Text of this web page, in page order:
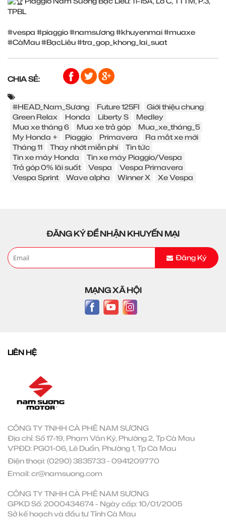
TPBL
#vespa #piaggio#namsương#khuyenmai#muaxe
#CàMau#BạcLiêu#tra_gop_khong_lai_suat
CHIA SẺ:
#HEAD_Nam_Sương Future 125FI
Giới thiệu chung
Green Relax
Honda Liberty S
Medley
Mua xe tháng 6
Mua xe trả góp
Mua_xe_tháng_5
My Honda +
Piaggio Primavera
Ra mắt xe mới
Tháng 11
Thay nhớt miễn phí
Tin tức
Tin xe máy Honda
Tin xe máy Piaggio/Vespa
Trả góp 0% lãi suất
Vespa
Vespa Primavera
Vespa Sprint
Wave alpha Winner X Xe Vespa
ĐĂNG KÝ ĐỂ NHẬN KHUYẾN MẠI
Đăng Ký
MẠNG XÃ HỘI
LIÊN HỆ
CÔNG TY TNHH CÀ PHÊ NAM SƯƠNG
Địa chỉ: Số 17-19, Phạm Văn Ký, Phường 2, Tp Cà Mau
VPĐD: PG01-06, Lê Duẩn, Phường 1, Tp Cà Mau
Điện thoại: (0290) 3835733- 0941209770
Email: cr@namsuong.com
CÔNG TY TNHH CÀ PHÊ NAM SƯƠNG
GPKD Số: 2000434674 - Ngày cấp: 10/01/2005
Sở kế hoạch và đầu tư Tỉnh Cà Mau